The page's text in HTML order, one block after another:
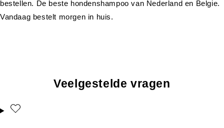
Veelgestelde vragen